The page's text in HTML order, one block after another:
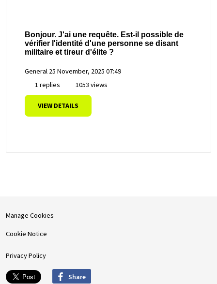
Bonjour. J'ai une requête. Est-il possible de
vérifier l'identité d'une personne se disant
militaire et tireur d'élite ?
General 25 November, 2025 07:49
1 replies
1053 views
VIEW DETAILS
Manage Cookies
Cookie Notice
Privacy Policy
Share